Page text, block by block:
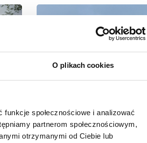
O plikach cookies
społecznościowe i analizować
partnerom społecznościowym,
otrzymanymi od Ciebie lub